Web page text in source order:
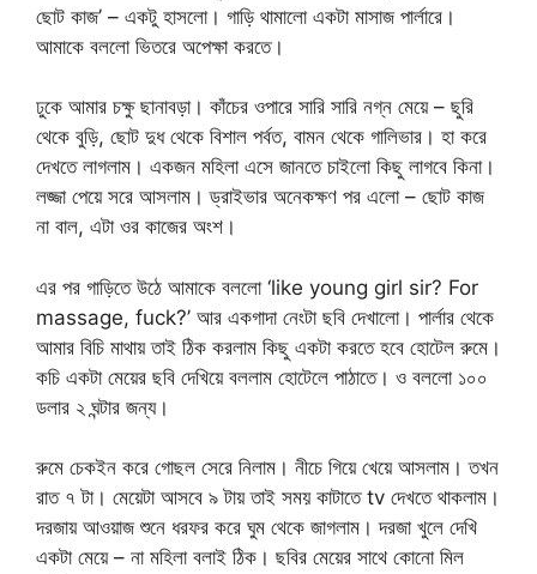
ছোট কাজ’ – একটু হাসলো। গাড়ি থামালো একটা মাসাজ পার্লারে।
আমাকে বললো ভিতরে অপেক্ষা করতে।
ঢুকে আমার চক্ষু ছানাবড়া। কাঁচের ওপারে সারি সারি নগ্ন মেয়ে – ছুরি
থেকে বুড়ি, ছোট দুধ থেকে বিশাল পর্বত, বামন থেকে গালিভার। হা করে
দেখতে লাগলাম। একজন মহিলা এসে জানতে চাইলো কিছু লাগবে কিনা।
লজ্জা পেয়ে সরে আসলাম। ড্রাইভার অনেকক্ষণ পর এলো – ছোট কাজ
না বাল, এটা ওর কাজের অংশ।
এর পর গাড়িতে উঠে আমাকে বললো ‘like young girl sir? For
massage, fuck?’ আর একগাদা নেংটা ছবি দেখালো। পার্লার থেকে
আমার বিচি মাথায় তাই ঠিক করলাম কিছু একটা করতে হবে হোটেল রুমে।
কচি একটা মেয়ের ছবি দেখিয়ে বললাম হোটেলে পাঠাতে। ও বললো ১০০
ডলার ২ ঘন্টার জন্য।
রুমে চেকইন করে গোছল সেরে নিলাম। নীচে গিয়ে খেয়ে আসলাম। তখন
রাত ৭ টা। মেয়েটা আসবে ৯ টায় তাই সময় কাটাতে tv দেখতে থাকলাম।
দরজায় আওয়াজ শুনে ধরফর করে ঘুম থেকে জাগলাম। দরজা খুলে দেখি
একটা মেয়ে – না মহিলা বলাই ঠিক। ছবির মেয়ের সাথে কোনো মিল